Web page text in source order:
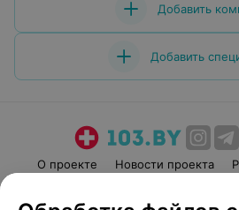
Добавить
Добавить
О проекте Новости проекта